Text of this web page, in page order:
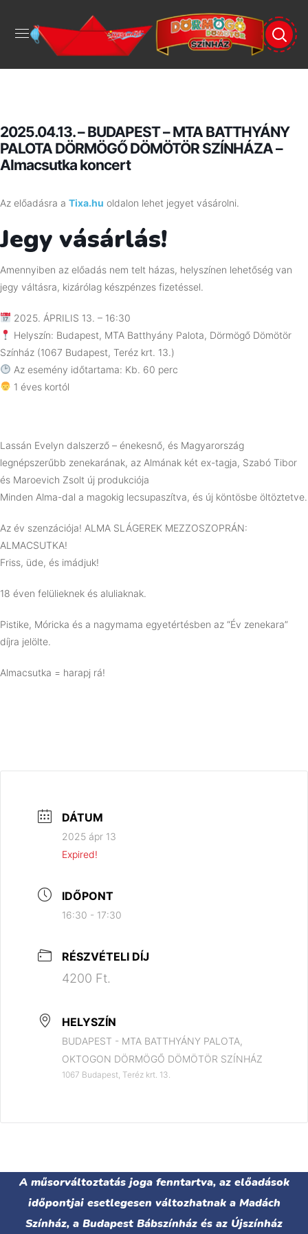
2025.04.13. – BUDAPEST – MTA BATTHYÁNY
PALOTA DÖRMÖGŐ DÖMÖTÖR SZÍNHÁZA –
Almacsutka koncert
Az előadásra a Tixa.hu oldalon lehet jegyet vásárolni.
Jegy vásárlás!
Amennyiben az előadás nem telt házas, helyszínen lehetőség van
jegy váltásra, kizárólag készpénzes fizetéssel.
2025. ÁPRILIS 13. – 16:30
Helyszín: Budapest, MTA Batthyány Palota, Dörmögő Dömötör
Színház (1067 Budapest, Teréz krt. 13.)
Az esemény időtartama: Kb. 60 perc
1 éves kortól
Lassán Evelyn dalszerző – énekesnő, és Magyarország
legnépszerűbb zenekarának, az Almának két ex-tagja, Szabó Tibor
és Maroevich Zsolt új produkciója
Minden Alma-dal a magokig lecsupaszítva, és új köntösbe öltöztetve.
Az év szenzációja! ALMA SLÁGEREK MEZZOSZOPRÁN:
ALMACSUTKA!
Friss, üde, és imádjuk!
18 éven felülieknek és aluliaknak.
Pistike, Móricka és a nagymama egyetértésben az “Év zenekara”
díjra jelölte.
Almacsutka = harapj rá!
DÁTUM
2025 ápr 13
Expired!
IDŐPONT
16:30 - 17:30
RÉSZVÉTELI DÍJ
4200 Ft.
HELYSZÍN
BUDAPEST - MTA BATTHYÁNY PALOTA,
OKTOGON DÖRMÖGŐ DÖMÖTÖR SZÍNHÁZ
1067 Budapest, Teréz krt. 13.
A műsorváltoztatás joga fenntartva, az előadások
időpontjai esetlegesen változhatnak a Madách
Színház, a Budapest Bábszínház és az Újszínház